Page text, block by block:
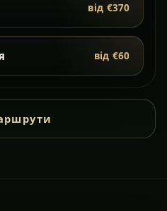
від €370
від €60